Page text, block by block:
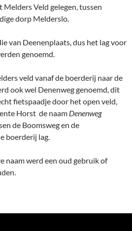
Veld gelegen, tussen
dorp Melderslo.
van Deenenplaats, dus het lag voor
genoemd.
veld vanaf de boerderij naar de
ook wel Denenweg genoemd, dit
fietspaadje door het open veld,
Horst de naam Denenweg
de Boomsweg en de
boerderij lag.
naam werd een oud gebruik of